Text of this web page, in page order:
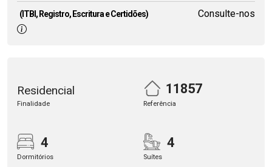
(ITBI, Registro, Escritura e Certidões) Consulte-nos
Residencial
Finalidade
11857
Referência
4
Dormitórios
4
Suítes